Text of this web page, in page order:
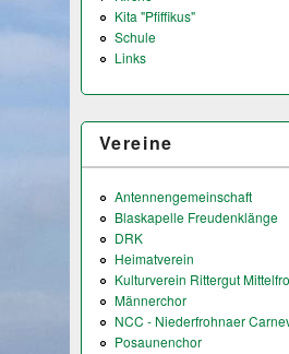
Kita "Pfiffikus"
Schule
Links
Vereine
Antennengemeinschaft
Blaskapelle Freudenklänge
DRK
Heimatverein
Kulturverein Rittergut
Männerchor
NCC - Niederfrohnaer
Posaunenchor